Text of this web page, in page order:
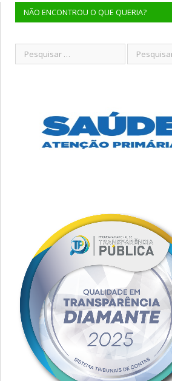
NÃO ENCONTROU O QUE QUERIA?